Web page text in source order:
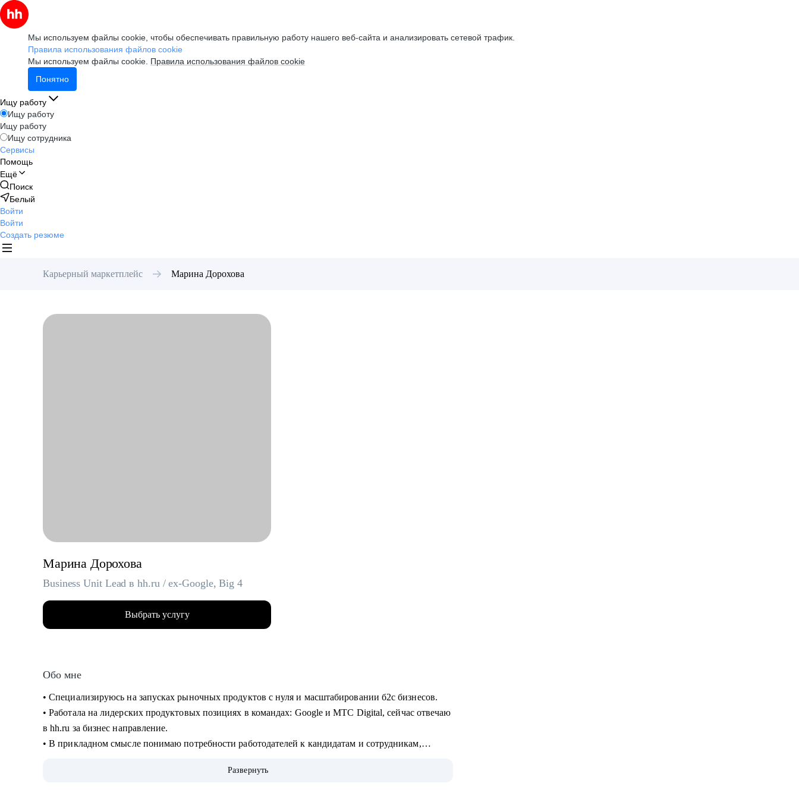
Мы используем файлы cookie, чтобы обеспечивать правильную работу нашего веб-сайта и анализировать сетевой трафик.
Правила использования файлов cookie
Мы используем файлы cookie. Правила использования файлов cookie
Понятно
Ищу работу
Ищу работу
Ищу работу
Ищу сотрудника
Сервисы
Помощь
Ещё
Поиск
Белый
Войти
Войти
Создать резюме
Карьерный маркетплейс Марина Дорохова
Марина Дорохова
Business Unit Lead в hh.ru / ex-Google, Big 4
Выбрать услугу
Обо мне
• Специализируюсь на запусках рыночных продуктов с нуля и масштабировании б2с бизнесов.
• Работала на лидерских продуктовых позициях в командах: Google и МТС Digital, сейчас отвечаю
в hh.ru за бизнес направление.
• В прикладном смысле понимаю потребности работодателей к кандидатам и сотрудникам,
• Применяю в работе прикладные навыки и знания в AI и ML.
Развернуть